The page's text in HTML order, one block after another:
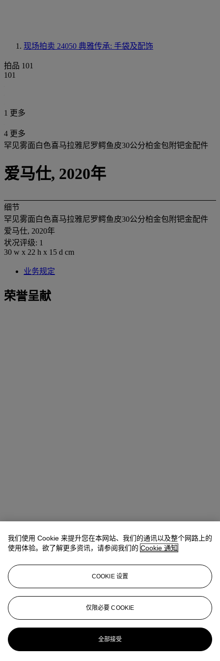
现场拍卖 24050 典雅传承: 手袋及配饰
拍品 101
101
1 更多
4 更多
罕见雾面白色喜马拉雅尼罗鳄鱼皮30公分柏金包附钯金配件
爱马仕, 2020年
细节
罕见雾面白色喜马拉雅尼罗鳄鱼皮30公分柏金包附钯金配件
爱马仕, 2020年
状况评级: 1
30 w x 22 h x 15 d cm
业务规定
荣誉呈献
Winsy Tsang（曾慧思）SVP, Head of Department, Asia Pacific
wtsang@christies.com +852 2978 6841
登入
浏览状况报告
更多来自 典雅传承: 手袋及配饰
我们使用 Cookie 来提升您在本网站、我们的通讯以及整个网路上的
使用体验。欲了解更多资讯，请参阅我们的 Cookie 通知
COOKIE 设置
仅限必要 COOKIE
全部接受